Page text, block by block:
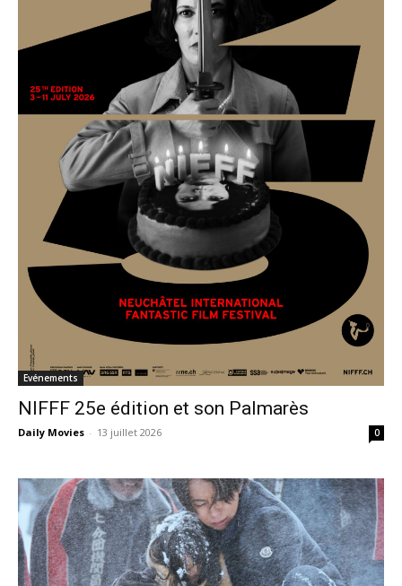
Evénements
NIFFF 25e édition et son Palmarès
Daily Movies - 13 juillet 2026 0